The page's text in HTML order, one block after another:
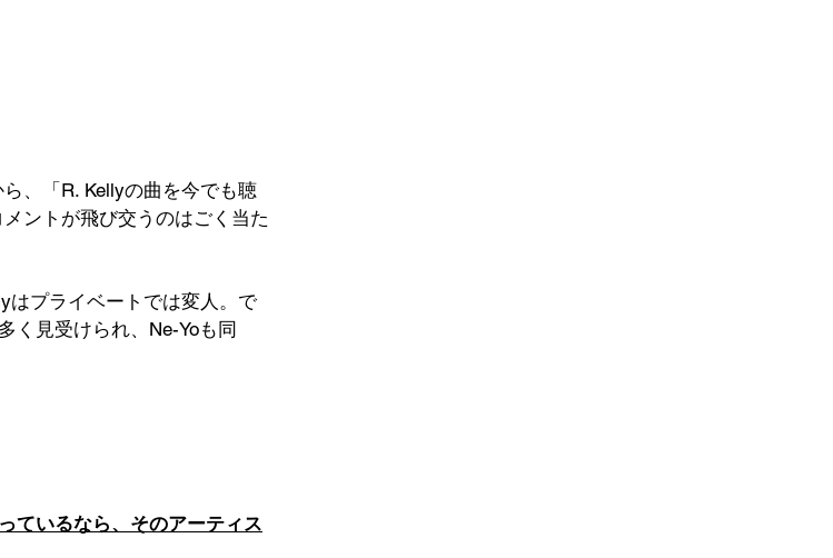
、「R. Kellyの曲を今でも聴
ントが飛び交うのはごく当た
はプライベートでは変人。で
く見受けられ、Ne-Yoも同
ているなら、そのアーティス